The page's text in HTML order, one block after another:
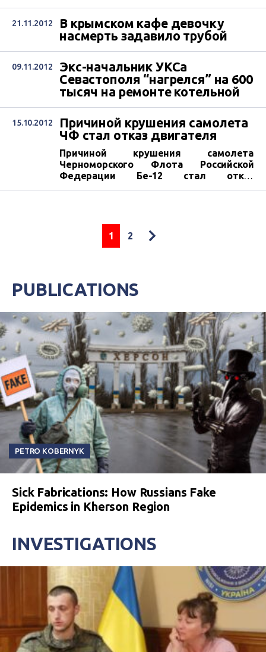
21.11.2012
В крымском кафе девочку
насмерть задавило трубой
09.11.2012
Экс-начальник УКСа
Севастополя “нагрелся” на 600
тысяч на ремонте котельной
15.10.2012
Причиной крушения самолета
ЧФ стал отказ двигателя
Причиной крушения самолета
Черноморского Флота Российской
Федерации Бе-12 стал отказ
1 2
PUBLICATIONS
PETRO KOBERNYK
Sick Fabrications: How Russians Fake
Epidemics in Kherson Region
INVESTIGATIONS